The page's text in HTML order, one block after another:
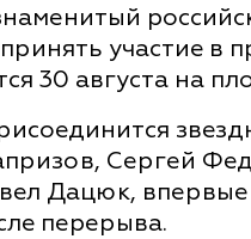
участие в
30 августа на
Сергей
Дацюк, впервые
перерыва.